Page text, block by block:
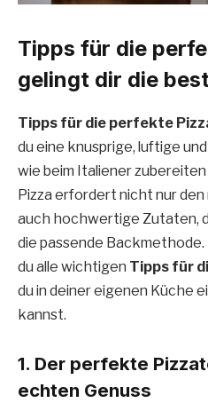
Tipps für die
gelingt dir die
Tipps für die perfekte
du eine knusprige, luftige
wie beim Italiener
Pizza erfordert nicht nur
auch hochwertige Zutaten,
die passende
du alle wichtigen Tipps für
du in deiner eigenen Küche
kannst.
1. Der perfekte
echten Genuss